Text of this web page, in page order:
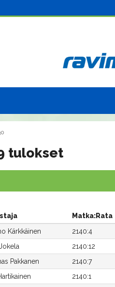
tulokset
Matka:Rata
Kärkkäinen 2140:4
2140:12
Pakkanen 2140:7
2140:1